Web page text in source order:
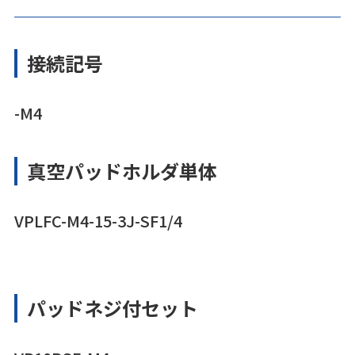
接続記号
-M4
真空パッドホルダ単体
VPLFC-M4-15-3J-SF1/4
パッドネジ付セット